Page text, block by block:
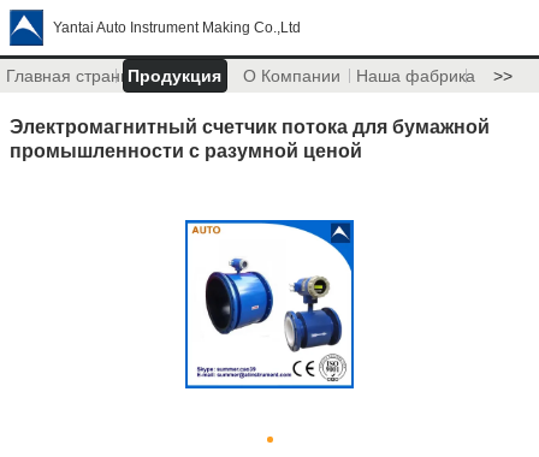
Yantai Auto Instrument Making Co.,Ltd
Главная страницаПродукция О Компании Наша фабрика >>
Электромагнитный счетчик потока для бумажной
промышленности с разумной ценой